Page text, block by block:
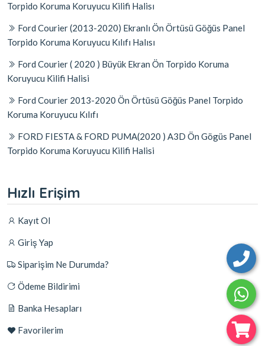
Torpido Koruma Koruyucu Kilifi Halisı
Ford Courier (2013-2020) Ekranlı Ön Örtüsü Göğüs Panel
Torpido Koruma Koruyucu Kılıfı Halısı
Ford Courier ( 2020 ) Büyük Ekran Ön Torpido Koruma
Koruyucu Kilifi Halisi
Ford Courier 2013-2020 Ön Örtüsü Göğüs Panel Torpido
Koruma Koruyucu Kılıfı
FORD FIESTA & FORD PUMA(2020 ) A3D Ön Gögüs Panel
Torpido Koruma Koruyucu Kilifi Halisi
Hızlı Erişim
Kayıt Ol
Giriş Yap
Siparişim Ne Durumda?
Ödeme Bildirimi
Banka Hesapları
Favorilerim